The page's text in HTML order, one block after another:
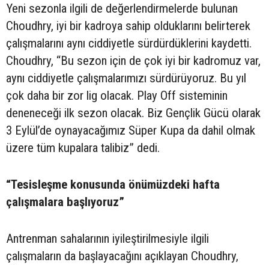
Yeni sezonla ilgili de değerlendirmelerde bulunan
Choudhry, iyi bir kadroya sahip olduklarını belirterek
çalışmalarını aynı ciddiyetle sürdürdüklerini kaydetti.
Choudhry, “Bu sezon için de çok iyi bir kadromuz var,
aynı ciddiyetle çalışmalarımızı sürdürüyoruz. Bu yıl
çok daha bir zor lig olacak. Play Off sisteminin
deneneceği ilk sezon olacak. Biz Gençlik Gücü olarak
3 Eylül’de oynayacağımız Süper Kupa da dahil olmak
üzere tüm kupalara talibiz” dedi.
“Tesisleşme konusunda önümüzdeki hafta
çalışmalara başlıyoruz”
Antrenman sahalarının iyileştirilmesiyle ilgili
çalışmaların da başlayacağını açıklayan Choudhry,